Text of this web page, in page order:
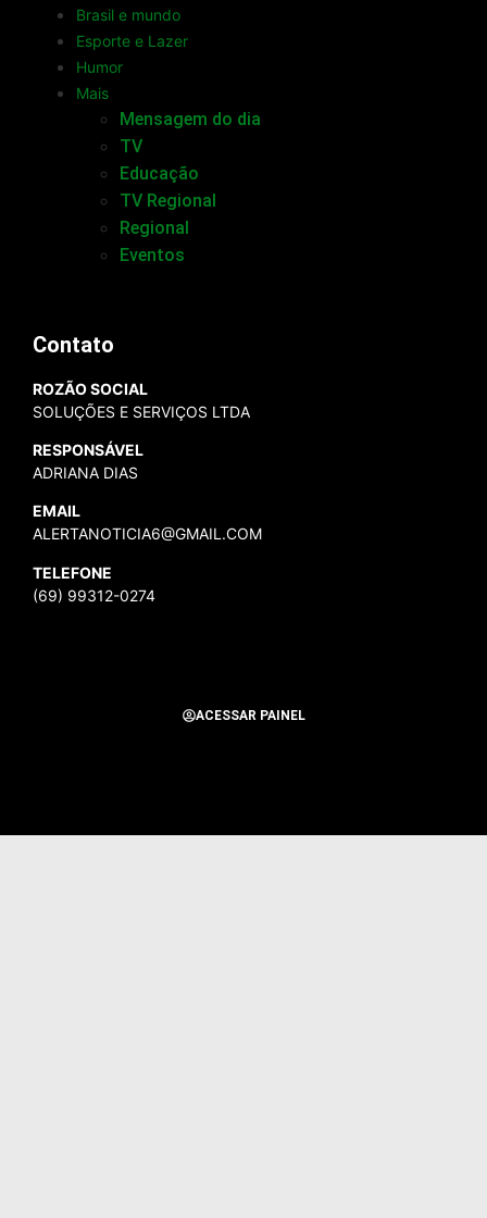
Brasil e mundo
Esporte e Lazer
Humor
Mais
Mensagem do dia
TV
Educação
TV Regional
Regional
Eventos
Contato
ROZÃO SOCIAL
SOLUÇÕES E SERVIÇOS LTDA
RESPONSÁVEL
ADRIANA DIAS
EMAIL
ALERTANOTICIA6@GMAIL.COM
TELEFONE
(69) 99312-0274
ACESSAR PAINEL